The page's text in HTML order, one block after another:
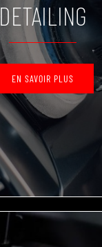
DETAILING
EN SAVOIR PLUS